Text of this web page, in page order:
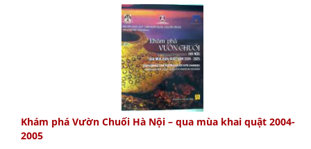
Khám phá Vườn Chuối Hà Nội – qua mùa khai quật 2004-
2005